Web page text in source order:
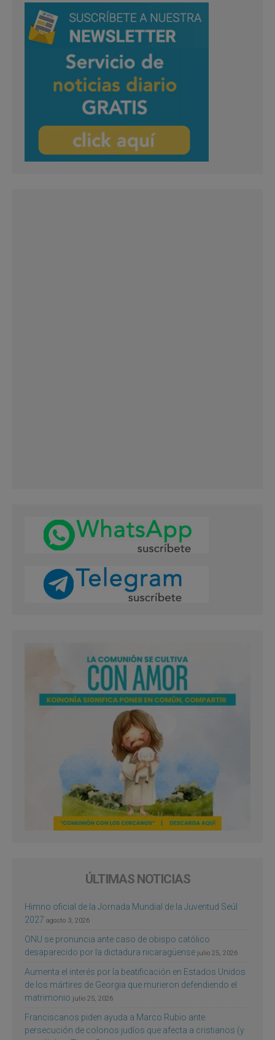
ÚLTIMAS NOTICIAS
Himno oficial de la Jornada Mundial de la Juventud Seúl
2027 agosto 3, 2026
ONU se pronuncia ante caso de obispo católico
desaparecido por la dictadura nicaragüense julio 25, 2026
Aumenta el interés por la beatificación en Estados Unidos
de los mártires de Georgia que murieron defendiendo el
matrimonio julio 25, 2026
Franciscanos piden ayuda a Marco Rubio ante
persecución de colonos judíos que afecta a cristianos (y